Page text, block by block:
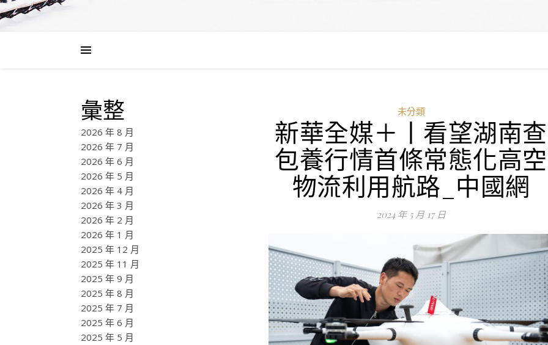
彙整
2026 年 8 月
2026 年 7 月
2026 年 6 月
2026 年 5 月
2026 年 4 月
2026 年 3 月
2026 年 2 月
2026 年 1 月
2025 年 12 月
2025 年 11 月
2025 年 9 月
2025 年 8 月
2025 年 7 月
2025 年 6 月
2025 年 5 月
未分類
新華全媒＋丨看望湖南查
包養行情首條常態化高空
物流利用航路_中國網
2024 年 5 月 17 日